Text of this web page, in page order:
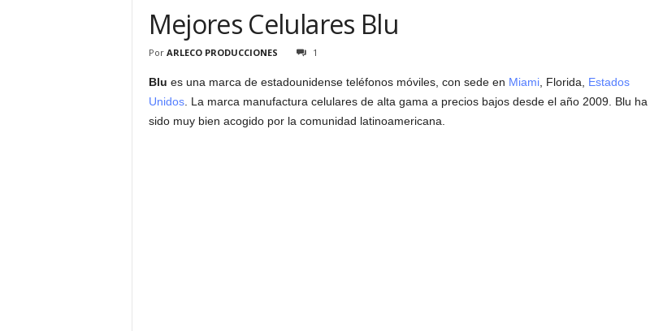
Mejores Celulares Blu
Por ARLECO PRODUCCIONES 1
Blu es una marca de estadounidense teléfonos móviles, con sede en Miami, Florida, Estados
Unidos. La marca manufactura celulares de alta gama a precios bajos desde el año 2009. Blu ha
sido muy bien acogido por la comunidad latinoamericana.